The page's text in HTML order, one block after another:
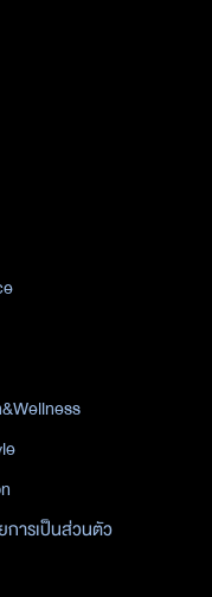
การเป็นส่วนตัว